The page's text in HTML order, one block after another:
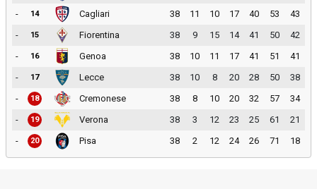
-
14 Cagliari 38 11 10 17 40 53
43
-
15 Fiorentina 38 9 15 14 41 50
42
-
16 Genoa 38 10 11 17 41 51
41
-
17 Lecce 38 10 8 20 28 50
38
-
18 Cremonese 38 8 10 20 32 57
34
-
19 Verona 38 3 12 23 25 61
21
-
20 Pisa 38 2 12 24 26 71 18